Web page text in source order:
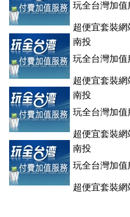
玩全台灣加值
超便宜套裝網
登、訂房系統、客房委託旅行
南投
玩全台灣加值
超便宜套裝網
登、訂房系統、客房委託旅行
南投
玩全台灣加值
超便宜套裝網
登、訂房系統、客房委託旅行
南投
玩全台灣加值
超便宜套裝網
登、訂房系統、客房委託旅